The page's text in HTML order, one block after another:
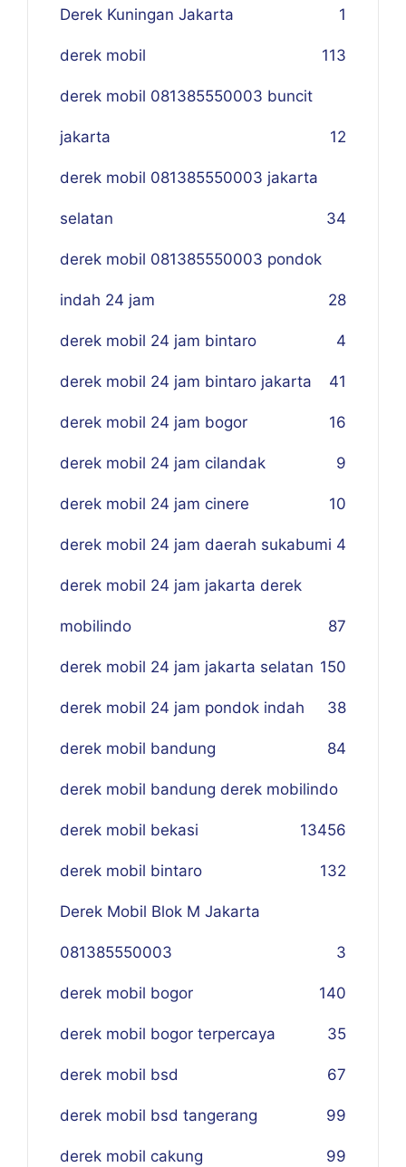
Derek Kuningan Jakarta 1
derek mobil 113
derek mobil 081385550003 buncit
jakarta 12
derek mobil 081385550003 jakarta
selatan 34
derek mobil 081385550003 pondok
indah 24 jam 28
derek mobil 24 jam bintaro 4
derek mobil 24 jam bintaro jakarta 41
derek mobil 24 jam bogor 16
derek mobil 24 jam cilandak 9
derek mobil 24 jam cinere 10
derek mobil 24 jam daerah sukabumi 4
derek mobil 24 jam jakarta derek
mobilindo 87
derek mobil 24 jam jakarta selatan 150
derek mobil 24 jam pondok indah 38
derek mobil bandung 84
derek mobil bandung derek mobilindo
56
derek mobil bekasi 134
derek mobil bintaro 132
Derek Mobil Blok M Jakarta
081385550003 3
derek mobil bogor 140
derek mobil bogor terpercaya 35
derek mobil bsd 67
derek mobil bsd tangerang 99
derek mobil cakung 99